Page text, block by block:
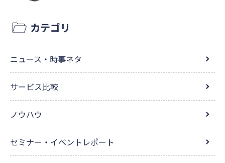
カテゴリ
ニュース・時事ネタ
サービス比較
ノウハウ
セミナー・イベントレポート